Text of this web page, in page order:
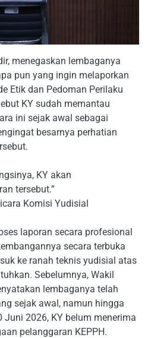
menegaskan lembaganya
pun yang ingin melaporkan
Etik dan Pedoman Perilaku
KY sudah memantau
ini sejak awal sebagai
besarnya perhatian
KY akan
tersebut.”
Komisi Yudisial
laporan secara profesional
secara terbuka
ke ranah teknis yudisial atas
Sebelumnya, Wakil
lembaganya telah
sejak awal, namun hingga
2026, KY belum menerima
pelanggaran KEPPH.